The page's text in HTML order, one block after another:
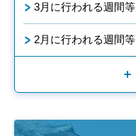
3月に行われる週間等
2月に行われる週間等